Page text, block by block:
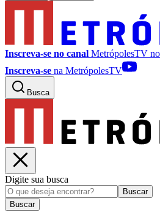
Inscreva-se no canal MetrópolesTV no
Inscreva-se na MetrópolesTV
Busca
Digite sua busca
Buscar
Buscar